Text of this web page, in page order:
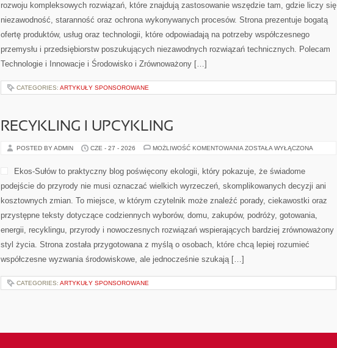
rozwoju kompleksowych rozwiązań, które znajdują zastosowanie wszędzie tam, gdzie liczy się
niezawodność, staranność oraz ochrona wykonywanych procesów. Strona prezentuje bogatą
ofertę produktów, usług oraz technologii, które odpowiadają na potrzeby współczesnego
przemysłu i przedsiębiorstw poszukujących niezawodnych rozwiązań technicznych. Polecam
Technologie i Innowacje i Środowisko i Zrównoważony […]
CATEGORIES: ARTYKUŁY SPONSOROWANE
RECYKLING I UPCYKLING
POSTED BY ADMIN CZE - 27 - 2026 MOŻLIWOŚĆ KOMENTOWANIA RECYKLING
ZOSTAŁA WYŁĄCZONA
Ekos-Sułów to praktyczny blog poświęcony ekologii, który pokazuje, że świadome
podejście do przyrody nie musi oznaczać wielkich wyrzeczeń, skomplikowanych decyzji ani
kosztownych zmian. To miejsce, w którym czytelnik może znaleźć porady, ciekawostki oraz
przystępne teksty dotyczące codziennych wyborów, domu, zakupów, podróży, gotowania,
energii, recyklingu, przyrody i nowoczesnych rozwiązań wspierających bardziej zrównoważony
styl życia. Strona została przygotowana z myślą o osobach, które chcą lepiej rozumieć
współczesne wyzwania środowiskowe, ale jednocześnie szukają […]
CATEGORIES: ARTYKUŁY SPONSOROWANE